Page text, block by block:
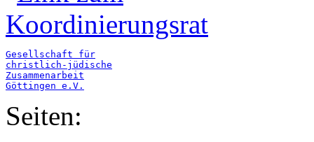
Gesellschaft für
christlich-jüdische
Zusammenarbeit
Seiten: